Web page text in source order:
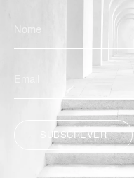
SUBSCREVER